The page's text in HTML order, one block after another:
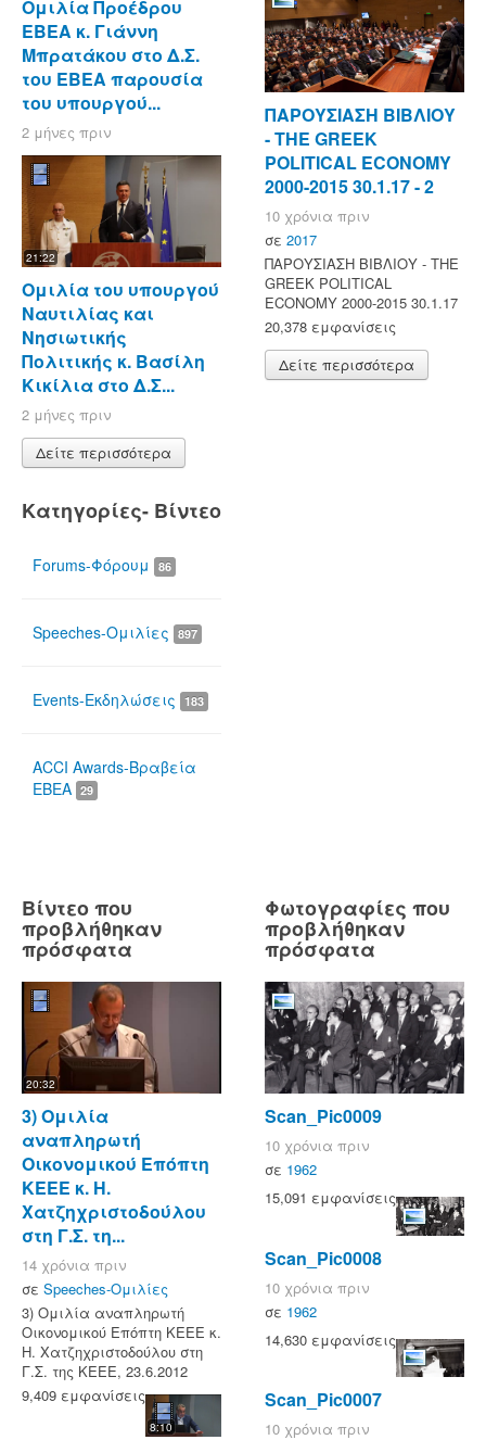
Ομιλία Προέδρου
ΕΒΕΑ κ. Γιάννη
Μπρατάκου στο Δ.Σ.
του ΕΒΕΑ παρουσία
του υπουργού...
2 μήνες πριν
21:22
Ομιλία του υπουργού
Ναυτιλίας και
Νησιωτικής
Πολιτικής κ. Βασίλη
Κικίλια στο Δ.Σ...
2 μήνες πριν
Δείτε περισσότερα
Κατηγορίες- Βίντεο
Forums-Φόρουμ 86
Speeches-Ομιλίες 897
Events-Εκδηλώσεις 183
ACCI Awards-Βραβεία
ΕΒΕΑ 29
ΠΑΡΟΥΣΙΑΣΗ ΒΙΒΛΙΟΥ
- ΤΗΕ GREEK
POLITICAL ECONOMY
2000-2015 30.1.17 - 2
10 χρόνια πριν
σε 2017
ΠΑΡΟΥΣΙΑΣΗ ΒΙΒΛΙΟΥ - ΤΗΕ
GREEK POLITICAL
ECONOMY 2000-2015 30.1.17
20,378 εμφανίσεις
Δείτε περισσότερα
Βίντεο που
προβλήθηκαν
πρόσφατα
20:32
3) Ομιλία
αναπληρωτή
Οικονομικού Επόπτη
ΚΕΕΕ κ. Η.
Χατζηχριστοδούλου
στη Γ.Σ. τη...
14 χρόνια πριν
σε Speeches-Ομιλίες
3) Ομιλία αναπληρωτή
Οικονομικού Επόπτη ΚΕΕΕ κ.
Η. Χατζηχριστοδούλου στη
Γ.Σ. της ΚΕΕΕ, 23.6.2012
9,409 εμφανίσεις
8:10
Φωτογραφίες που
προβλήθηκαν
πρόσφατα
Scan_Pic0009
10 χρόνια πριν
σε 1962
15,091 εμφανίσεις
Scan_Pic0008
10 χρόνια πριν
σε 1962
14,630 εμφανίσεις
Scan_Pic0007
10 χρόνια πριν